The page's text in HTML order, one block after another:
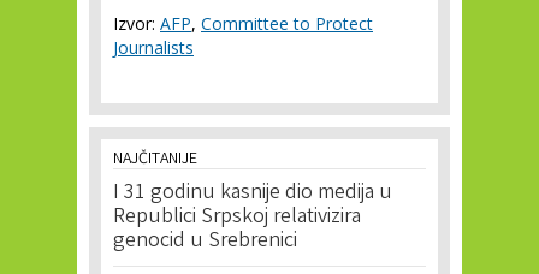
Izvor: AFP, Committee to Protect
Journalists
NAJČITANIJE
I 31 godinu kasnije dio medija u
Republici Srpskoj relativizira
genocid u Srebrenici